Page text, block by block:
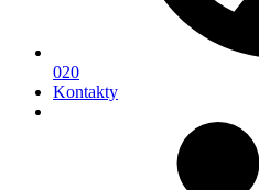
020
Kontakty